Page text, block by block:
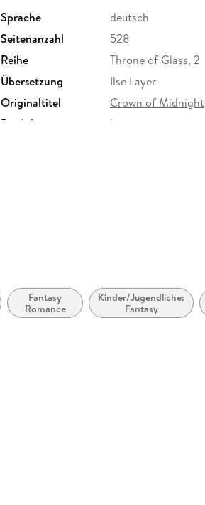
Sprache
deutsch
Seitenanzahl
528
Reihe
Throne of Glass, 2
Übersetzung
Ilse Layer
Originaltitel
Crown of Midnight
Produktart
kartoniert
Fantasy
Romance
Kinder/Jugendliche:
Fantasy